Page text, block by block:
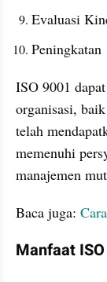
Evaluasi
Peningkatan
ISO 9001
organisasi,
telah
memenuhi
manajemen
Baca juga:
Manfaat